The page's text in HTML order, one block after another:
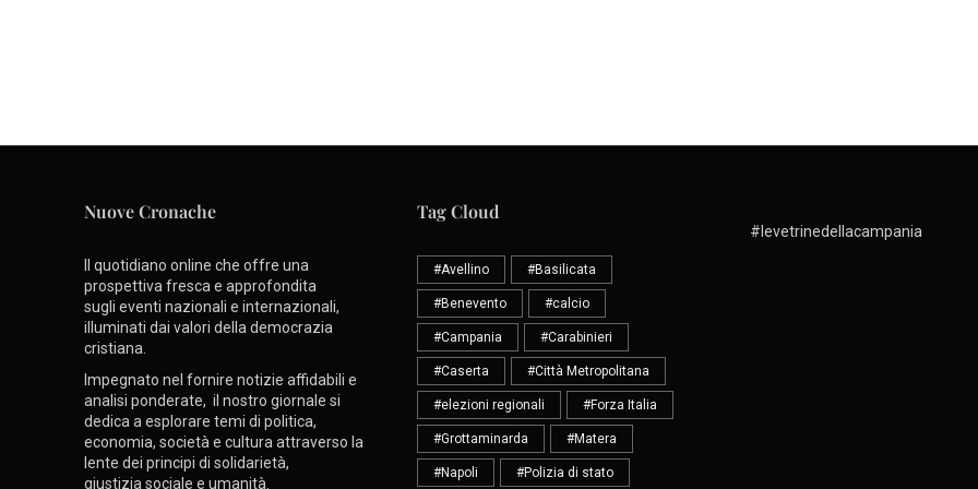
Nuove Cronache
Il quotidiano online che offre una
prospettiva fresca e approfondita
sugli eventi nazionali e internazionali,
illuminati dai valori della democrazia
cristiana.
Impegnato nel fornire notizie affidabili e
analisi ponderate, il nostro giornale si
dedica a esplorare temi di politica,
economia, società e cultura attraverso la
lente dei principi di solidarietà,
giustizia sociale e umanità.
Tag Cloud
#Avellino #Basilicata
#Benevento #calcio
#Campania #Carabinieri
#Caserta #Città Metropolitana
#elezioni regionali #Forza Italia
#Grottaminarda #Matera
#Napoli #Polizia di stato
#levetrinedellacampania